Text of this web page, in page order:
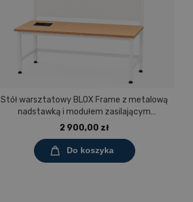
Stół warsztatowy BLOX Frame z metalową
nadstawką i modułem zasilającym
Prostokąt 1200x600 mm, rozmiar 4-6, blat
2 900,00 zł
Do koszyka